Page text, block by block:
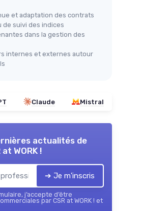
et adaptation des contrats
de suivi des indices
dans la gestion des
internes et externes autour
Claude Mistral
actualités de
at WORK !
➔ Je m'inscris
j’accepte d’être
par CSR at WORK ! et